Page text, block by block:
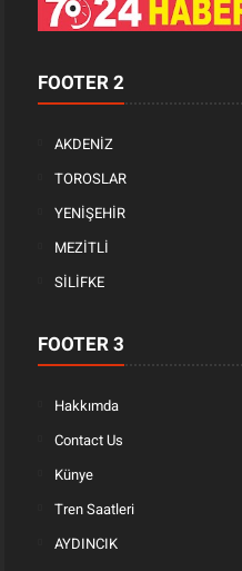
FOOTER 2
AKDENİZ
TOROSLAR
YENİŞEHİR
MEZİTLİ
SİLİFKE
FOOTER 3
Hakkımda
Contact Us
Künye
Tren Saatleri
AYDINCIK